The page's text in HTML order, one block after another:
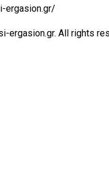
ergasion.gr/
ergasion.gr. All rights